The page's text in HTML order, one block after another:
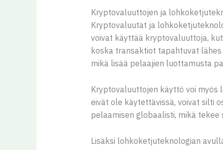
Kryptovaluuttojen ja
Kryptovaluutat ja
voivat käyttää kryptovaluuttoja,
koska transaktiot tapahtuvat
mikä lisää pelaajien luottamusta
Kryptovaluuttojen käyttö voi myös
eivät ole käytettävissä, voivat silti
pelaamisen globaalisti, mikä
Lisäksi lohkoketjuteknologian